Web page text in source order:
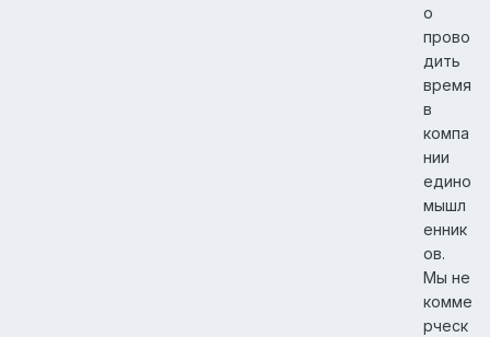
о
прово
дить
время
в
компа
нии
едино
мышл
енник
ов.
Мы не
комме
рческ